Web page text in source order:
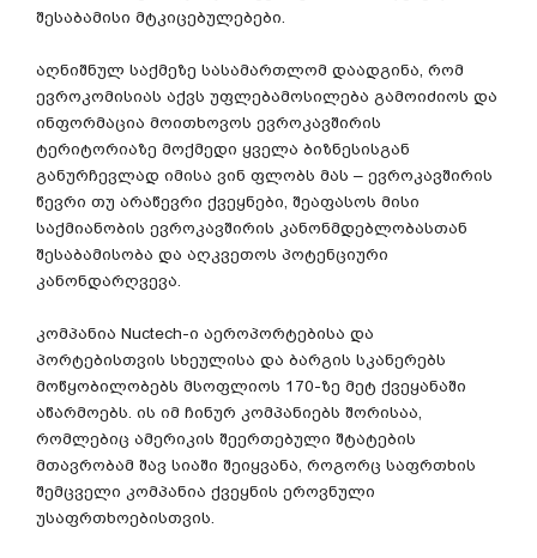
შესაბამისი მტკიცებულებები.
აღნიშნულ საქმეზე სასამართლომ დაადგინა, რომ
ევროკომისიას აქვს უფლებამოსილება გამოიძიოს და
ინფორმაცია მოითხოვოს ევროკავშირის
ტერიტორიაზე მოქმედი ყველა ბიზნესისგან
განურჩევლად იმისა ვინ ფლობს მას – ევროკავშირის
წევრი თუ არაწევრი ქვეყნები, შეაფასოს მისი
საქმიანობის ევროკავშირის კანონმდებლობასთან
შესაბამისობა და აღკვეთოს პოტენციური
კანონდარღვევა.
კომპანია Nuctech-ი აეროპორტებისა და
პორტებისთვის სხეულისა და ბარგის სკანერებს
მოწყობილობებს მსოფლიოს 170-ზე მეტ ქვეყანაში
აწარმოებს. ის იმ ჩინურ კომპანიებს შორისაა,
რომლებიც ამერიკის შეერთებული შტატების
მთავრობამ შავ სიაში შეიყვანა, როგორც საფრთხის
შემცველი კომპანია ქვეყნის ეროვნული
უსაფრთხოებისთვის.